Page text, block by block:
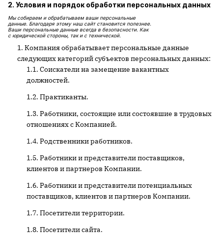
2. Условия и порядок обработки персональных данных
Мы собираем и обрабатываем ваши персональные
данные. Благодаря этому наш сайт становится полезнее.
Ваши персональные данные всегда в безопасности. Как
с юридической стороны, так и с технической.
Компания обрабатывает персональные данные
следующих категорий субъектов персональных данных:
Соискатели на замещение вакантных
должностей.
Практиканты.
Работники, состоящие или состоявшие в трудовых
отношениях с Компанией.
Родственники работников.
Работники и представители поставщиков,
клиентов и партнеров Компании.
Работники и представители потенциальных
поставщиков, клиентов и партнеров Компании.
Посетители территории.
Посетители сайта.